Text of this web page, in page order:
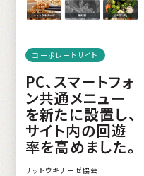
コーポレートサイト
PC、スマートフォ
ン共通メニュー
を新たに設置し、
サイト内の回遊
率を高めました。
ナットウキナーゼ協会